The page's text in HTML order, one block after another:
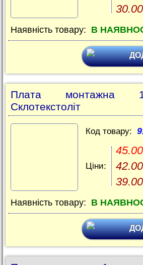
Наявність товару: В
Плата монтажна 1-
Склотекстоліт
Код товару:
Ціни:
Наявність товару: В